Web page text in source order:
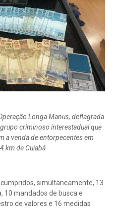
Longa Manus, deflagrada
criminoso interestadual que
a venda de entorpecentes em
km de Cuiabá
simultaneamente, 13
10 mandados de busca e
de valores e 16 medidas